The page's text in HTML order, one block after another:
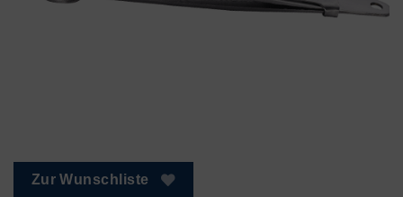
Zur Wunschliste